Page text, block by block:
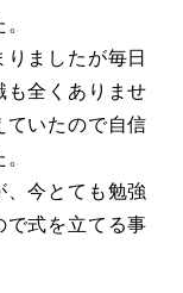
ましたが毎日
も全くありませ
ていたので自信
、今とても勉強
で式を立てる事